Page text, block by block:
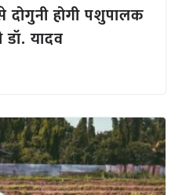
दोगुनी होगी पशुपालक
यादव